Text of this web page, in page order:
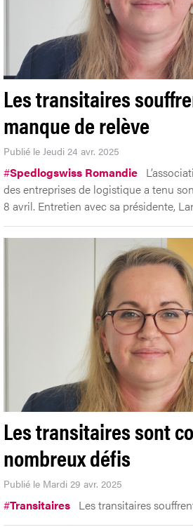
Les transitaires
manque de relève
Publié le Jeudi 24 avr. 2025
#Spedlogswiss Romandie
des entreprises de logistique a tenu
8 avril. Entretien avec sa présidente,
Les transitaires sont
nombreux défis
Publié le Mardi 29 avr. 2025
#Transitaires Les transitaires